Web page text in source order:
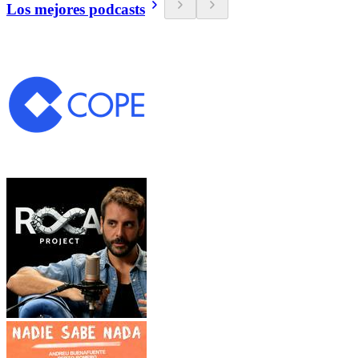
Los mejores podcasts